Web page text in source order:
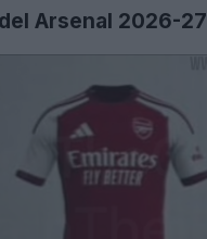
Arsenal 2026-27